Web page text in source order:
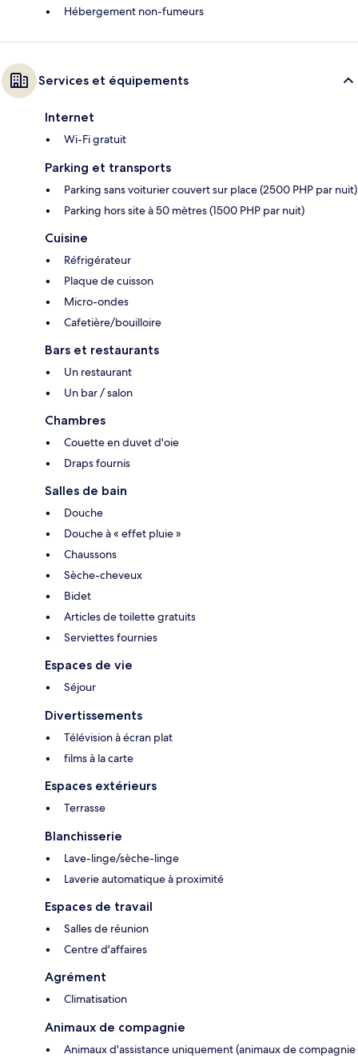
Hébergement non-fumeurs
Services et équipements
Internet
Wi-Fi gratuit
Parking et transports
Parking sans voiturier couvert sur place (2500 PHP par nuit)
Parking hors site à 50 mètres (1500 PHP par nuit)
Cuisine
Réfrigérateur
Plaque de cuisson
Micro-ondes
Cafetière/bouilloire
Bars et restaurants
Un restaurant
Un bar / salon
Chambres
Couette en duvet d'oie
Draps fournis
Salles de bain
Douche
Douche à « effet pluie »
Chaussons
Sèche-cheveux
Bidet
Articles de toilette gratuits
Serviettes fournies
Espaces de vie
Séjour
Divertissements
Télévision à écran plat
films à la carte
Espaces extérieurs
Terrasse
Blanchisserie
Lave-linge/sèche-linge
Laverie automatique à proximité
Espaces de travail
Salles de réunion
Centre d'affaires
Agrément
Climatisation
Animaux de compagnie
Animaux d'assistance uniquement (animaux de compagnie